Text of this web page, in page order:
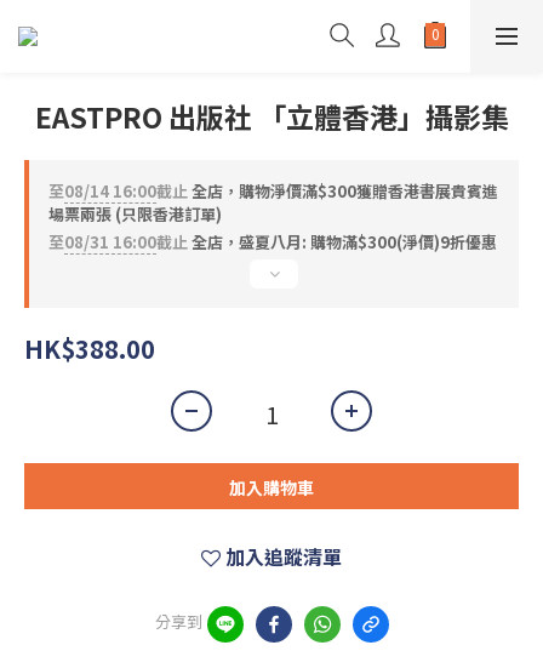
EASTPRO 出版社 「立體香港」攝影集
至08/14 16:00截止全店，購物淨價滿$300獲贈香港書展貴賓進
場票兩張 (只限香港訂單)
至08/31 16:00截止全店，盛夏八月: 購物滿$300(淨價)9折優惠
HK$388.00
加入購物車
加入追蹤清單
分享到